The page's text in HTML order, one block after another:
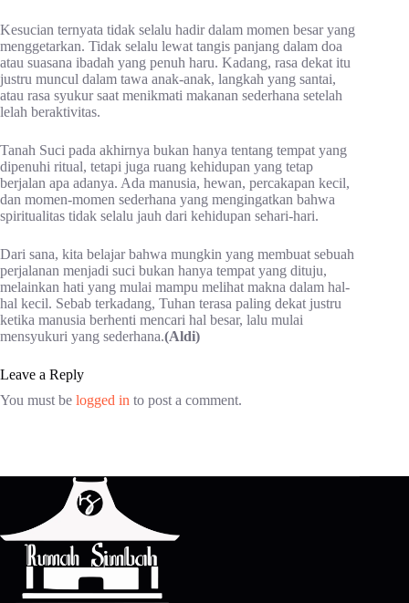
Kesucian ternyata tidak selalu hadir dalam momen besar yang
menggetarkan. Tidak selalu lewat tangis panjang dalam doa
atau suasana ibadah yang penuh haru. Kadang, rasa dekat itu
justru muncul dalam tawa anak-anak, langkah yang santai,
atau rasa syukur saat menikmati makanan sederhana setelah
lelah beraktivitas.
Tanah Suci pada akhirnya bukan hanya tentang tempat yang
dipenuhi ritual, tetapi juga ruang kehidupan yang tetap
berjalan apa adanya. Ada manusia, hewan, percakapan kecil,
dan momen-momen sederhana yang mengingatkan bahwa
spiritualitas tidak selalu jauh dari kehidupan sehari-hari.
Dari sana, kita belajar bahwa mungkin yang membuat sebuah
perjalanan menjadi suci bukan hanya tempat yang dituju,
melainkan hati yang mulai mampu melihat makna dalam hal-
hal kecil. Sebab terkadang, Tuhan terasa paling dekat justru
ketika manusia berhenti mencari hal besar, lalu mulai
mensyukuri yang sederhana.(Aldi)
Leave a Reply
You must be logged in to post a comment.